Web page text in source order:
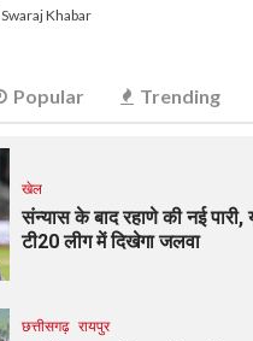
Swaraj Khabar
Popular Trending
खेल
संन्यास के बाद रहाणे की नई पारी,
टी20 लीग में दिखेगा जलवा
छत्तीसगढ़ रायपुर